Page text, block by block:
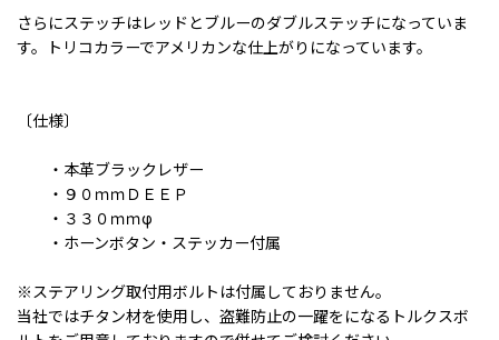
さらにステッチはレッドとブルーのダブルステッチになっていま
す。トリコカラーでアメリカンな仕上がりになっています。
〔仕様〕
・本革ブラックレザー
・９０ｍｍＤＥＥＰ
・３３０ｍｍφ
・ホーンボタン・ステッカー付属
※ステアリング取付用ボルトは付属しておりません。
当社ではチタン材を使用し、盗難防止の一躍をになるトルクスボ